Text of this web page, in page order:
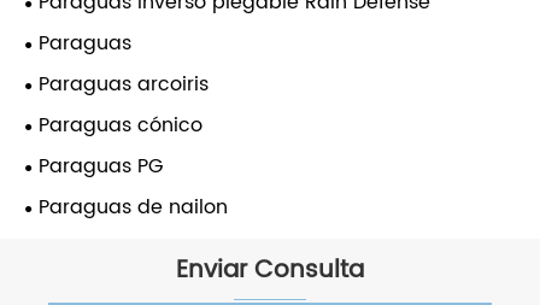
Paraguas
Paraguas arcoiris
Paraguas cónico
Paraguas PG
Paraguas de nailon
Enviar Consulta